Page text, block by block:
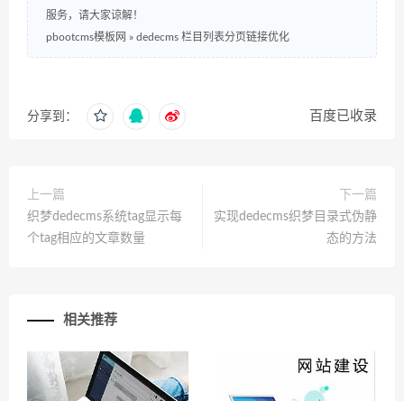
服务，请大家谅解！
pbootcms模板网 » dedecms 栏目列表分页链接优化
分享到： 百度已收录
上一篇
织梦dedecms系统tag显示每
个tag相应的文章数量
下一篇
实现dedecms织梦目录式伪静
态的方法
相关推荐